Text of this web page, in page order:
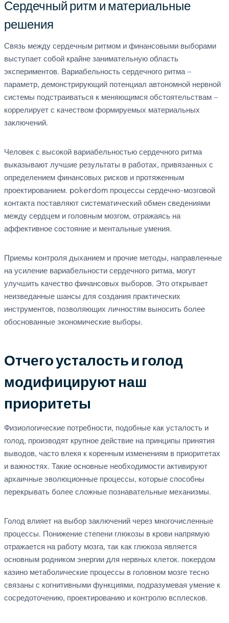
Сердечный ритм и материальные
решения
Связь между сердечным ритмом и финансовыми выборами
выступает собой крайне занимательную область
экспериментов. Вариабельность сердечного ритма —
параметр, демонстрирующий потенциал автономной нервной
системы подстраиваться к меняющимся обстоятельствам —
коррелирует с качеством формируемых материальных
заключений.
Человек с высокой вариабельностью сердечного ритма
выказывают лучшие результаты в работах, привязанных с
определением финансовых рисков и протяженным
проектированием. pokerdom процессы сердечно-мозговой
контакта поставляют систематический обмен сведениями
между сердцем и головным мозгом, отражаясь на
аффективное состояние и ментальные умения.
Приемы контроля дыханием и прочие методы, направленные
на усиление вариабельности сердечного ритма, могут
улучшить качество финансовых выборов. Это открывает
неизведанные шансы для создания практических
инструментов, позволяющих личностям выносить более
обоснованные экономические выборы.
Отчего усталость и голод
модифицируют наш
приоритеты
Физиологические потребности, подобные как усталость и
голод, производят крупное действие на принципы принятия
выводов, часто влекя к коренным изменениям в приоритетах
и важностях. Такие основные необходимости активируют
архаичные эволюционные процессы, которые способны
перекрывать более сложные познавательные механизмы.
Голод влияет на выбор заключений через многочисленные
процессы. Понижение степени глюкозы в крови напрямую
отражается на работу мозга, так как глюкоза является
основным родником энергии для нервных клеток. покердом
казино метаболические процессы в головном мозге тесно
связаны с когнитивными функциями, подразумевая умение к
сосредоточению, проектированию и контролю всплесков.